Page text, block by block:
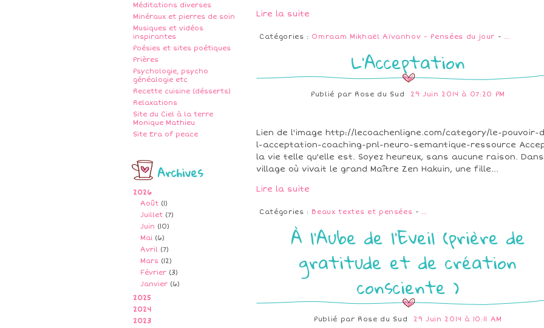
Méditations diverses
Minéraux et pierres de soin
Musiques et vidéos
inspirantes
Poésies et sites poétiques
Prières
Psychologie, psycho
généalogie etc
Recette cuisine (désserts)
Relaxations
Site du Ciel à la terre
Monique Mathieu
Site Era of peace
Archives
2026
Août (1)
Juillet (7)
Juin (10)
Mai (6)
Avril (7)
Mars (12)
Février (3)
Janvier (6)
2025
2024
2023
Lire la suite
Catégories : Omraam Mikhaël Aïvanhov - Pensées du jour - …
L'Acceptation
Publié par Rose du Sud 29 Juin 2014 à 07:20 PM
Lien de l'image http://lecoachenligne.com/category/le-pouvoir-
l-acceptation-coaching-pnl-neuro-semantique-ressource
la vie telle qu'elle est. Soyez heureux, sans aucune raison.
village où vivait le grand Maître Zen Hakuin, une fille...
Lire la suite
Catégories : Beaux textes et pensées - …
À l'Aube de l'Eveil (prière de
gratitude et de création
consciente )
Publié par Rose du Sud 29 Juin 2014 à 10:11 AM